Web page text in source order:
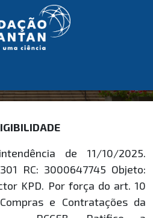
de 11/10/2025.
RC: 3000647745 Objeto:
KPD. Por força do art. 10
e Contratações da